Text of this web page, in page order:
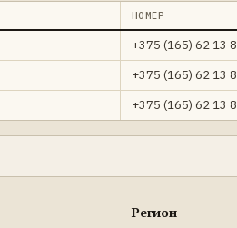
НОМЕР
+375 (165) 62 13
+375 (165) 62 13
+375 (165) 62 13
Регион